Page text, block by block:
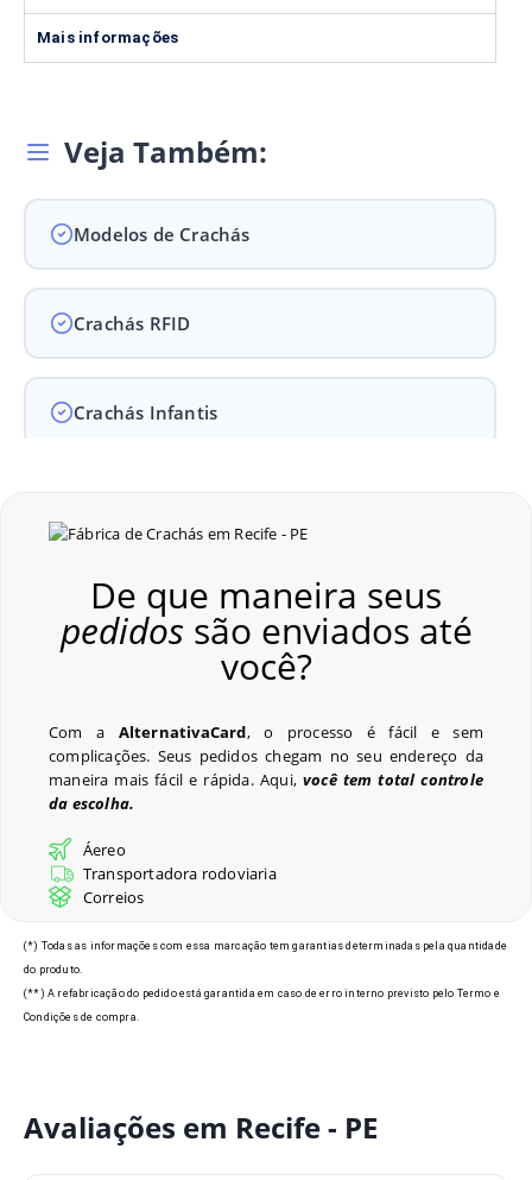
Mais informações
Veja Também:
Modelos de Crachás
Crachás RFID
Crachás Infantis
Crachás para Eventos
Perguntas Frequentes
Últimos Pedidos
Modelos de Crachás em
Recife - PE
De que maneira seus
pedidos são enviados até
você?
Com a AlternativaCard, o processo é fácil e sem
complicações. Seus pedidos chegam no seu endereço da
maneira mais fácil e rápida. Aqui, você tem total controle
da escolha.
Áereo
Transportadora rodoviaria
Correios
(*) Todas as informações com essa marcação tem garantias determinadas pela quantidade
do produto.
(**) A refabricação do pedido está garantida em caso de erro interno previsto pelo Termo e
Condições de compra.
Avaliações em Recife - PE